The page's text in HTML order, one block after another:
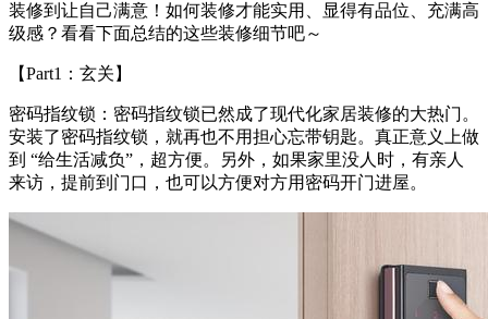
装修到让自己满意！如何装修才能实用、显得有品位、充满高
级感？看看下面总结的这些装修细节吧～
【Part1：玄关】
密码指纹锁：密码指纹锁已然成了现代化家居装修的大热门。
安装了密码指纹锁，就再也不用担心忘带钥匙。真正意义上做
到 “给生活减负”，超方便。另外，如果家里没人时，有亲人
来访，提前到门口，也可以方便对方用密码开门进屋。